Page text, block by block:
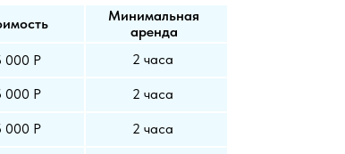
000 Р
Минимальная
аренда
000 Р
2 часа
2 часа
000 Р 2 часа